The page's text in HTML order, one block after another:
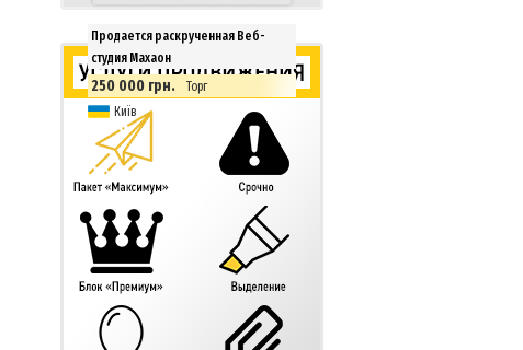
Продается раскрученная Веб-
студия Махаон
250 000 грн.
Торг
Київ